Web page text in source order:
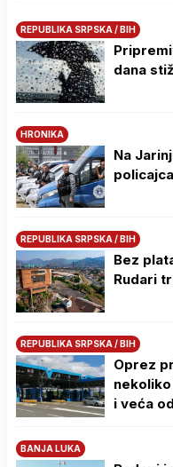
REPUBLIKA SRPSKA / BIH
dana
HRONIKA
Na
policajca
REPUBLIKA SRPSKA / BIH
Bez
Rudari
REPUBLIKA SRPSKA / BIH
Oprez
i veća
BANJA LUKA